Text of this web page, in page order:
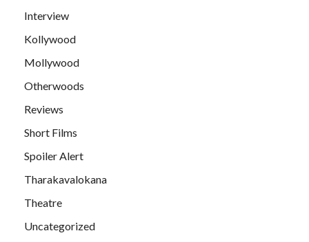
Interview
Kollywood
Mollywood
Otherwoods
Reviews
Short Films
Spoiler Alert
Tharakavalokana
Theatre
Uncategorized